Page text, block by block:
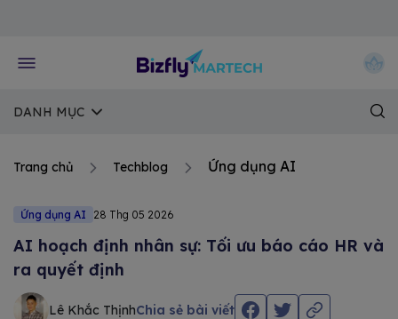
DANH MỤC
Trang chủ Techblog Ứng dụng AI
Ứng dụng AI 28 Thg 05 2026
AI hoạch định nhân sự: Tối ưu báo cáo HR và
ra quyết định
Lê Khắc ThịnhChia sẻ bài viết